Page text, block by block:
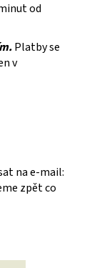
od
Platby se
v
na e-mail:
zpět co